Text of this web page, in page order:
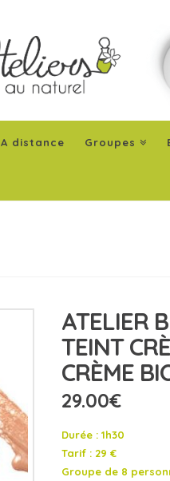
A distance Groupes
ATELIER
TEINT
CRÈME
29.00€
Durée : 1h30
Tarif : 29 €
Groupe de 8